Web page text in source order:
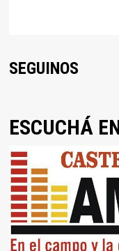
SEGUINOS
ESCUCHÁ